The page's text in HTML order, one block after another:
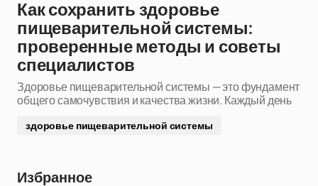
Как сохранить здоровье
пищеварительной системы:
проверенные методы и советы
специалистов
Здоровье пищеварительной системы — это фундамент
общего самочувствия и качества жизни. Каждый день
здоровье пищеварительной системы
Избранное